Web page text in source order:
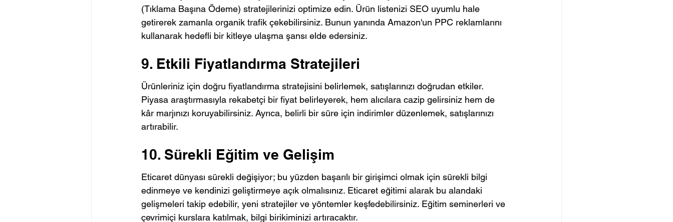
(Tıklama Başına Ödeme) stratejilerinizi optimize edin. Ürün listenizi SEO uyumlu hale
getirerek zamanla organik trafik çekebilirsiniz. Bunun yanında Amazon'un PPC reklamlarını
kullanarak hedefli bir kitleye ulaşma şansı elde edersiniz.
9. Etkili Fiyatlandırma Stratejileri
Ürünleriniz için doğru fiyatlandırma stratejisini belirlemek, satışlarınızı doğrudan etkiler.
Piyasa araştırmasıyla rekabetçi bir fiyat belirleyerek, hem alıcılara cazip gelirsiniz hem de
kâr marjınızı koruyabilirsiniz. Ayrıca, belirli bir süre için indirimler düzenlemek, satışlarınızı
artırabilir.
10. Sürekli Eğitim ve Gelişim
Eticaret dünyası sürekli değişiyor; bu yüzden başarılı bir girişimci olmak için sürekli bilgi
edinmeye ve kendinizi geliştirmeye açık olmalısınız. Eticaret eğitimi alarak bu alandaki
gelişmeleri takip edebilir, yeni stratejiler ve yöntemler keşfedebilirsiniz. Eğitim seminerleri ve
çevrimiçi kurslara katılmak, bilgi birikiminizi artıracaktır.